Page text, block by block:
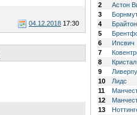
04.12.2018 17:30
2
Астон
3
4
Брайтон
5
6
Ипсвич
7
8
9
10
Лидс
11
12
13